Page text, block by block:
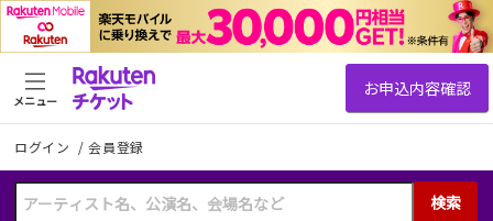
ログイン /会員登録
検索
メニュー